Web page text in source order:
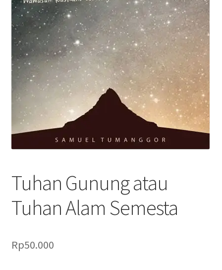
Tuhan Gunung atau
Tuhan Alam Semesta
Rp50.000